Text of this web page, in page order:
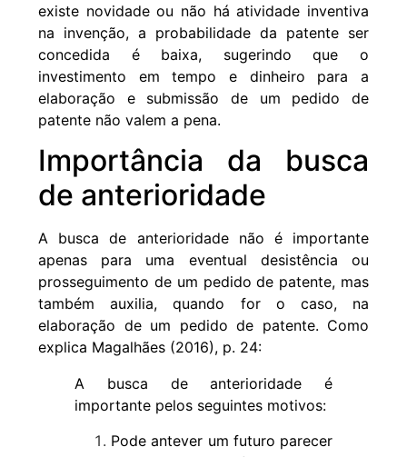
existe novidade ou não háatividade inventiva
na invenção, a probabilidade da patente ser
concedida é baixa, sugerindo que o
investimento em tempo e dinheiro para a
elaboração e submissão de um pedido de
patente não valem a pena.
Importância da busca
de anterioridade
A busca de anterioridade não é importante
apenas para uma eventual desistência ou
prosseguimento de um pedido de patente, mas
também auxilia, quando for o caso, na
elaboração de um pedido de patente. Como
explica Magalhães (2016), p. 24:
A busca de anterioridade é
importante pelos seguintes motivos:
Pode antever um futuro parecer